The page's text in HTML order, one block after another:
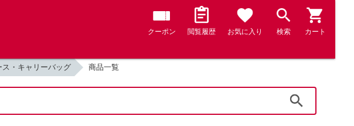
クーポン 閲覧履歴 お気に入り 検索 カート
ス・キャリーバッグ 商品一覧